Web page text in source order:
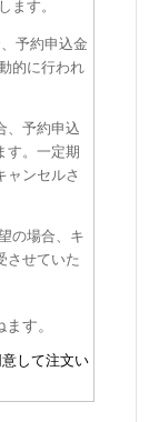
ます。
予約申込金
的に行われ
、予約申込
す。一定期
ャンセルさ
の場合、キ
させていた
す。
して注文い